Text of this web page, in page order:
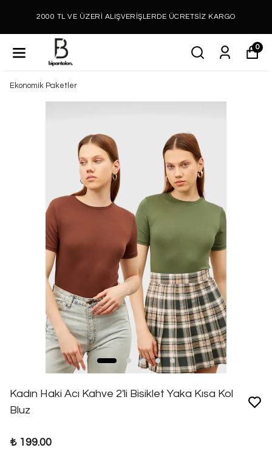
2000 TL VE ÜZERİ ALIŞVERİŞLERDE ÜCRETSİZ KARGO
0
Ekonomik Paketler
Kadın Haki Acı Kahve 2'li Bisiklet Yaka Kısa Kol
Bluz
₺ 199.00